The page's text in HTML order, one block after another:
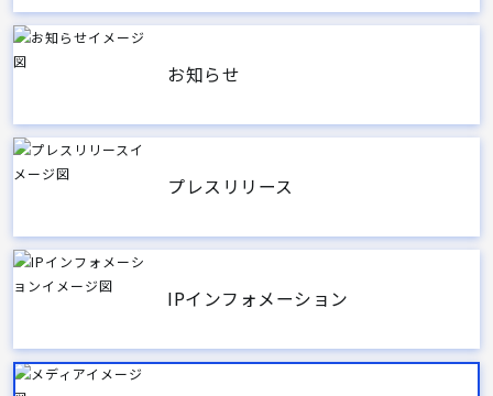
お知らせ
プレスリリース
IPインフォメーション